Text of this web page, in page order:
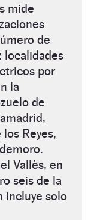
mide
de
localidades
por
la
de
Reyes,
Vallès, en
seis de la
incluye solo